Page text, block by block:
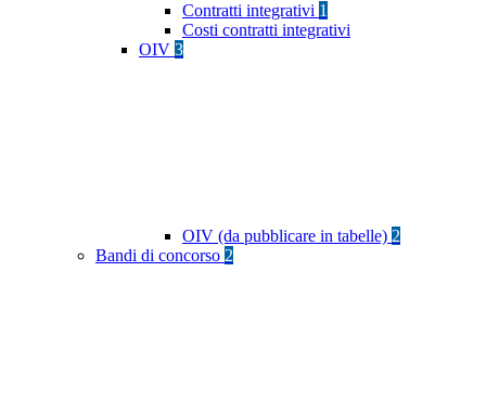
Contratti integrativi 1
Costi contratti integrativi
OIV 3
OIV (da pubblicare in tabelle) 2
Bandi di concorso 2